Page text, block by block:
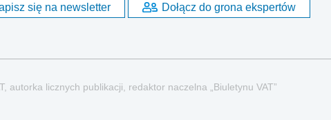
się na newsletter Dołącz do grona ekspertów
autorka licznych publikacji, redaktor naczelna „Biuletynu VAT”